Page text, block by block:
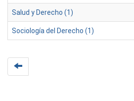
Salud y Derecho (1)
Sociología del Derecho (1)